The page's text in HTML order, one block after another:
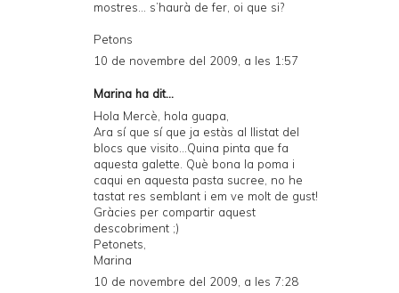
mostres... s’haurà de fer, oi que si?
Petons
10 de novembre del 2009, a les 1:57
Marina ha dit...
Hola Mercè, hola guapa,
Ara sí que sí que ja estàs al llistat del
blocs que visito...Quina pinta que fa
aquesta galette. Què bona la poma i
caqui en aquesta pasta sucree, no he
tastat res semblant i em ve molt de gust!
Gràcies per compartir aquest
descobriment ;)
Petonets,
Marina
10 de novembre del 2009, a les 7:28